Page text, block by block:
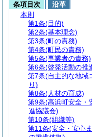
条項目次
沿革
本則
第1条(目的)
第2条(基本理念)
第3条(町の責務)
第4条(町民の責務)
第5条(事業者の責務)
第6条(啓発活動の推
第7条(自主的な地域
り)
第8条(人材の育成)
第9条(高浜町安全・
進協議会)
第10条(組織等)
第11条(安全・安心